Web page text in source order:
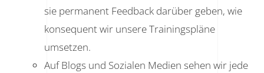
sie permanent Feedback darüber geben, wie
konsequent wir unsere Trainingspläne
umsetzen.
Auf Blogs und Sozialen Medien sehen wir jede